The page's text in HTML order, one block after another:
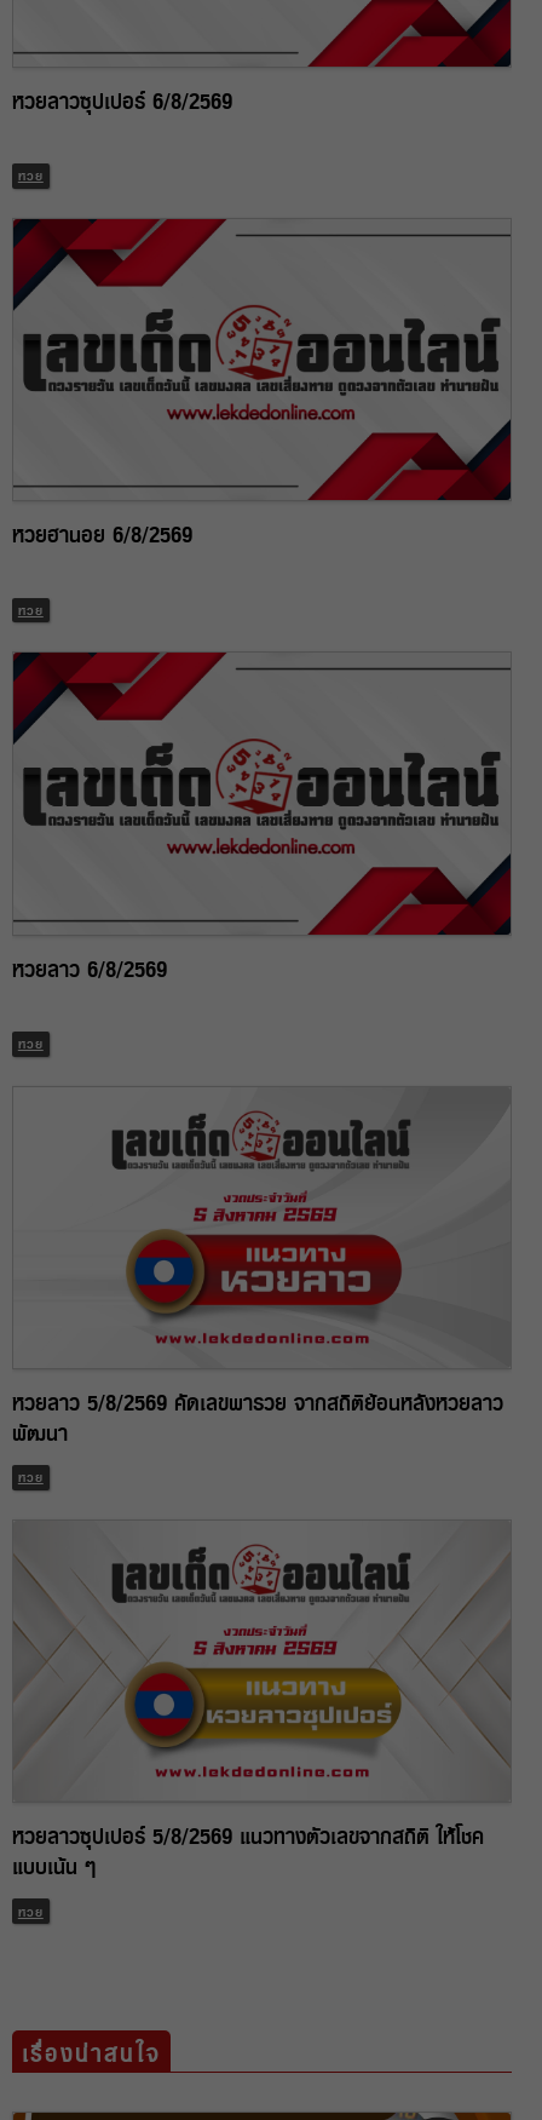
หวยลาวซุปเปอร์ 6/8/2569
หวย
หวยฮานอย 6/8/2569
หวย
หวยลาว 6/8/2569
หวย
หวยลาว 5/8/2569 คัดเลขพารวย จากสถิติย้อนหลังหวยลาว
พัฒนา
หวย
หวยลาวซุปเปอร์ 5/8/2569 แนวทางตัวเลขจากสถิติ ให้โชค
แบบเน้น ๆ
หวย
เรื่องน่าสนใจ